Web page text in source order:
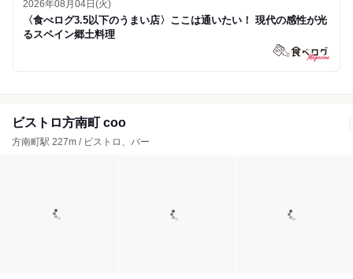
2026年08月04日(火)
〈食べログ3.5以下のうまい店〉ここは通いたい！ 現代の感性が光
るスペイン郷土料理
ビストロ方南町 coo
方南町駅 227m / ビストロ、バー